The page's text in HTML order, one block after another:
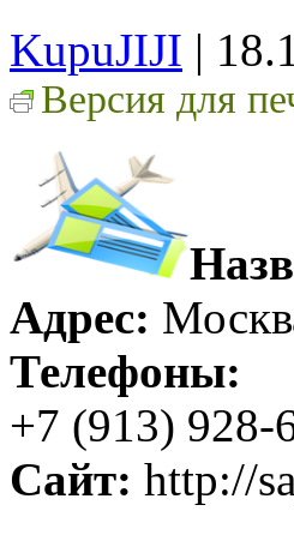
KupuJIJI |
Версия для
Адрес:
Телефоны:
+7 (913) 928-
Сайт: http://